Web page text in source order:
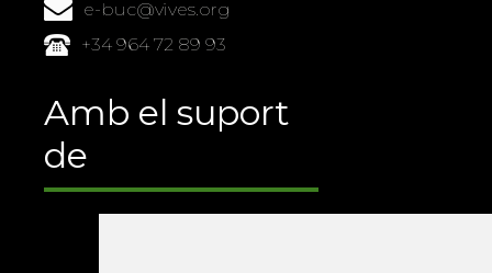
e-buc@vives.org
+34 964 72 89 93
Amb el suport
de